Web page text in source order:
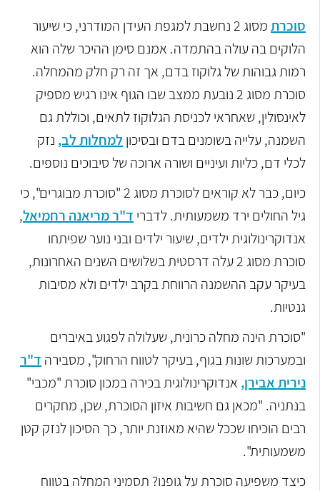
סוכרת
מסוג 2 נחשבת למגפת העידן המודרני, כי שיעור
הלוקים בה עולה בהתמדה. אמנם סימן ההיכר שלה הוא
רמות גבוהות של גלוקוז בדם, אך זה רק חלק מהמחלה.
סוכרת מסוג 2 נובעת ממצב שבו הגוף אינו רגיש מספיק
לאינסולין, שאחראי לכניסת הגלוקוז לתאים, וכוללת גם
השמנה, עלייה בשומנים בדם ובסיכון למחלות לב, נזק
לכלי דם, כליות ועיניים ושורה ארוכה של סיבוכים נוספים.
כיום, כבר לא קוראים לסוכרת מסוג 2 "סוכרת מבוגרים", כי
גיל החולים ירד משמעותית. לדברי ד"ר מריאנה רחמיאל,
אנדוקרינולוגית ילדים, שיעור ילדים ובני נוער שפיתחו
סוכרת מסוג 2 עלה דרסטית בשלושים השנים האחרונות,
בעיקר עקב ההשמנה הרווחת בקרב ילדים ולא מסיבות
גנטיות.
"סוכרת הינה מחלה כרונית, שעלולה לפגוע באיברים
ובמערכות שונות בגוף, בעיקר לטווח הרחוק", מסבירה ד"ר
נירית אבירן, אנדוקרינולוגית בכירה במכון סוכרת "מכבי"
בנתניה. "מכאן גם חשיבות איזון הסוכרת, שכן, מחקרים
רבים הוכיחו שככל שהיא מאוזנת יותר, כך הסיכון לנזק קטן
משמעותית".
כיצד משפיעה סוכרת על גופנו? תסמיני המחלה בטווח